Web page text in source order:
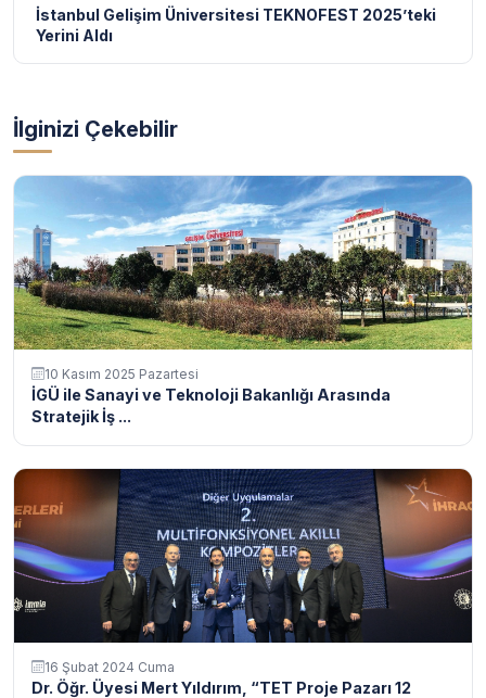
İstanbul Gelişim Üniversitesi TEKNOFEST 2025’teki
Yerini Aldı
İlginizi Çekebilir
10 Kasım 2025 Pazartesi
İGÜ ile Sanayi ve Teknoloji Bakanlığı Arasında
Stratejik İş ...
16 Şubat 2024 Cuma
Dr. Öğr. Üyesi Mert Yıldırım, “TET Proje Pazarı 12